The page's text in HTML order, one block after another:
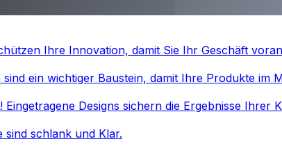
Ihre Innovation, damit Sie Ihr Geschäft
ein wichtiger Baustein, damit Ihre Produkte im
Designs sichern die Ergebnisse Ihrer
sind schlank und Klar.